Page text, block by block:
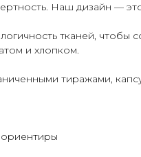
Наш дизайн —
тканей,
и хлопком.
тиражами,